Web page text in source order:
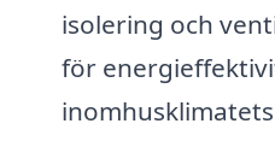
isolering och
för